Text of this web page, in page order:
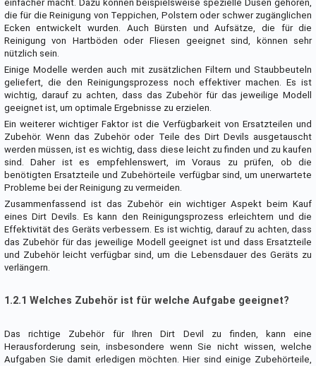
einfacher macht. Dazu können beispielsweise spezielle Düsen gehören,
die für die Reinigung von Teppichen, Polstern oder schwer zugänglichen
Ecken entwickelt wurden. Auch Bürsten und Aufsätze, die für die
Reinigung von Hartböden oder Fliesen geeignet sind, können sehr
nützlich sein.
Einige Modelle werden auch mit zusätzlichen Filtern und Staubbeuteln
geliefert, die den Reinigungsprozess noch effektiver machen. Es ist
wichtig, darauf zu achten, dass das Zubehör für das jeweilige Modell
geeignet ist, um optimale Ergebnisse zu erzielen.
Ein weiterer wichtiger Faktor ist die Verfügbarkeit von Ersatzteilen und
Zubehör. Wenn das Zubehör oder Teile des Dirt Devils ausgetauscht
werden müssen, ist es wichtig, dass diese leicht zu finden und zu kaufen
sind. Daher ist es empfehlenswert, im Voraus zu prüfen, ob die
benötigten Ersatzteile und Zubehörteile verfügbar sind, um unerwartete
Probleme bei der Reinigung zu vermeiden.
Zusammenfassend ist das Zubehör ein wichtiger Aspekt beim Kauf
eines Dirt Devils. Es kann den Reinigungsprozess erleichtern und die
Effektivität des Geräts verbessern. Es ist wichtig, darauf zu achten, dass
das Zubehör für das jeweilige Modell geeignet ist und dass Ersatzteile
und Zubehör leicht verfügbar sind, um die Lebensdauer des Geräts zu
verlängern.
1.2.1 Welches Zubehör ist für welche Aufgabe geeignet?
Das richtige Zubehör für Ihren Dirt Devil zu finden, kann eine
Herausforderung sein, insbesondere wenn Sie nicht wissen, welche
Aufgaben Sie damit erledigen möchten. Hier sind einige Zubehörteile,